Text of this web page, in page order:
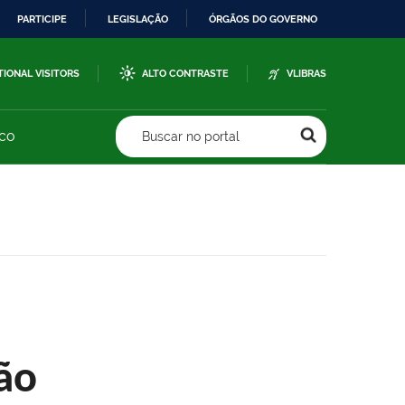
PARTICIPE LEGISLAÇÃO ÓRGÃOS DO GOVERNO
VISITORS ALTO CONTRASTE VLIBRAS
Buscar no portal